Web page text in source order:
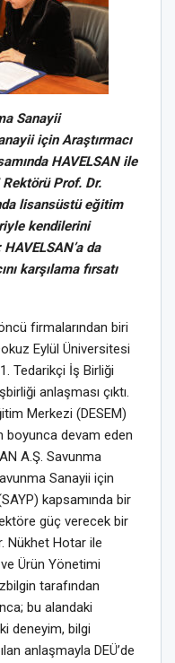
Sanayii
için Araştırmacı
HAVELSAN ile
Prof. Dr.
lisansüstü eğitim
kendilerini
da
karşılama fırsatı
firmalarından biri
Eylül Üniversitesi
Tedarikçi İş Birliği
anlaşması çıktı.
Merkezi (DESEM)
boyunca devam eden
A.Ş. Savunma
Sanayii için
kapsamında bir
güç verecek bir
Nükhet Hotar ile
Ürün Yönetimi
tarafından
bu alandaki
deneyim, bilgi
anlaşmayla DEÜ’de